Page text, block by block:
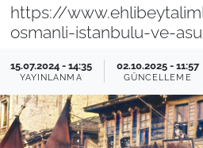
https://
osmanli-istanbulu-ve-
15.07.2024 - 14:35
YAYINLANMA
02.10.2025 - 11:57
GÜNCELLEME
Son Dakika Haberleri